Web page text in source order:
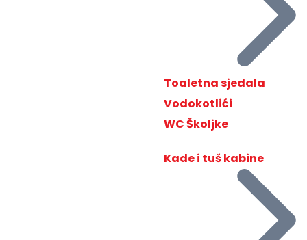
Toaletna sjedala
Vodokotlići
WC Školjke
Kade i tuš kabine